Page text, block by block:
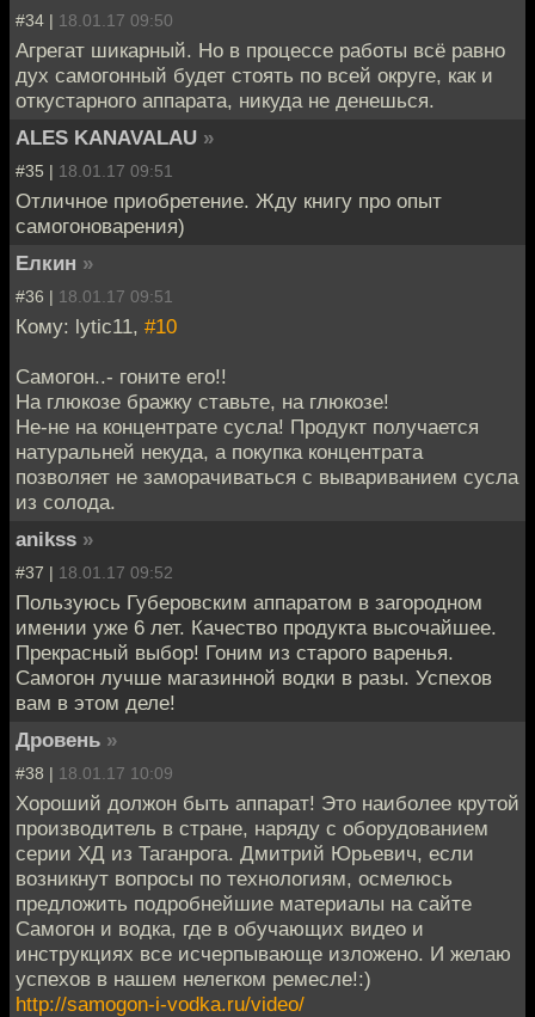
#34 | 18.01.17 09:50
Агрегат шикарный. Но в процессе работы всё равно
дух самогонный будет стоять по всей округе, как и
откустарного аппарата, никуда не денешься.
ALES KANAVALAU »
#35 | 18.01.17 09:51
Отличное приобретение. Жду книгу про опыт
самогоноварения)
Елкин »
#36 | 18.01.17 09:51
Кому: lytic11, #10
Самогон..- гоните его!!
На глюкозе бражку ставьте, на глюкозе!
Не-не на концентрате сусла! Продукт получается
натуральней некуда, а покупка концентрата
позволяет не заморачиваться с вывариванием сусла
из солода.
anikss »
#37 | 18.01.17 09:52
Пользуюсь Губеровским аппаратом в загородном
имении уже 6 лет. Качество продукта высочайшее.
Прекрасный выбор! Гоним из старого варенья.
Самогон лучше магазинной водки в разы. Успехов
вам в этом деле!
Дровень »
#38 | 18.01.17 10:09
Хороший должон быть аппарат! Это наиболее крутой
производитель в стране, наряду с оборудованием
серии ХД из Таганрога. Дмитрий Юрьевич, если
возникнут вопросы по технологиям, осмелюсь
предложить подробнейшие материалы на сайте
Самогон и водка, где в обучающих видео и
инструкциях все исчерпывающе изложено. И желаю
успехов в нашем нелегком ремесле!:)
http://samogon-i-vodka.ru/video/